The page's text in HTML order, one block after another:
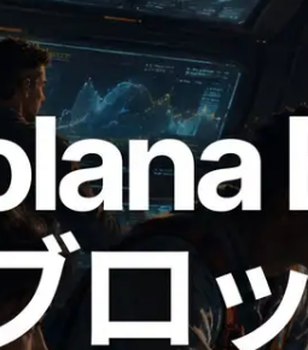
、Solana ブロックア
— slot 単位のブロッ
バリデータを視覚化